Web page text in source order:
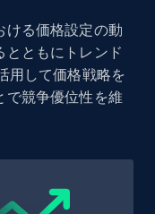
すぐ始める
ける価格設定の動
とともにトレンド
用して価格戦略を
で競争優位性を維